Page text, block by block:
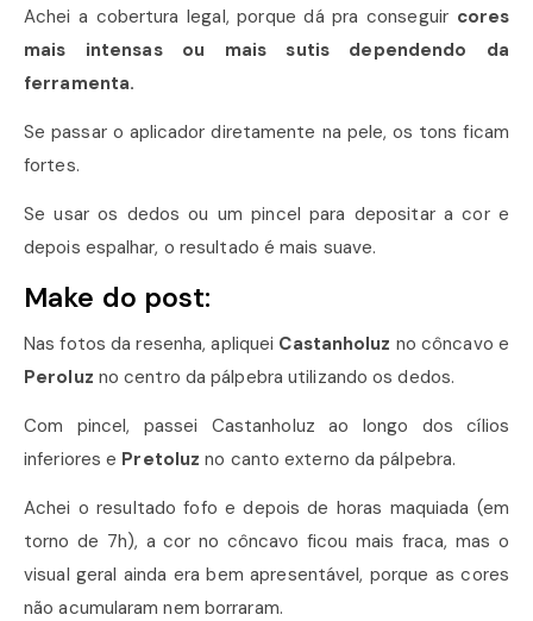
Achei a cobertura legal, porque dá pra conseguir cores
mais intensas ou mais sutis dependendo da
ferramenta.
Se passar o aplicador diretamente na pele, os tons ficam
fortes.
Se usar os dedos ou um pincel para depositar a cor e
depois espalhar, o resultado é mais suave.
Make do post:
Nas fotos da resenha, apliquei Castanholuz no côncavo e
Peroluz no centro da pálpebra utilizando os dedos.
Com pincel, passei Castanholuz ao longo dos cílios
inferiores e Pretoluz no canto externo da pálpebra.
Achei o resultado fofo e depois de horas maquiada (em
torno de 7h), a cor no côncavo ficou mais fraca, mas o
visual geral ainda era bem apresentável, porque as cores
não acumularam nem borraram.